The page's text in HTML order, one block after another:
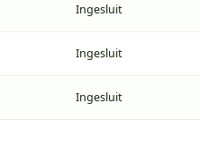
Ingesluit
Ingesluit
Ingesluit